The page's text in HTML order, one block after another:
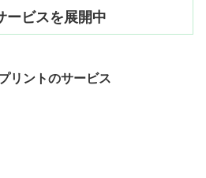
ービスを展開中
リントのサービス